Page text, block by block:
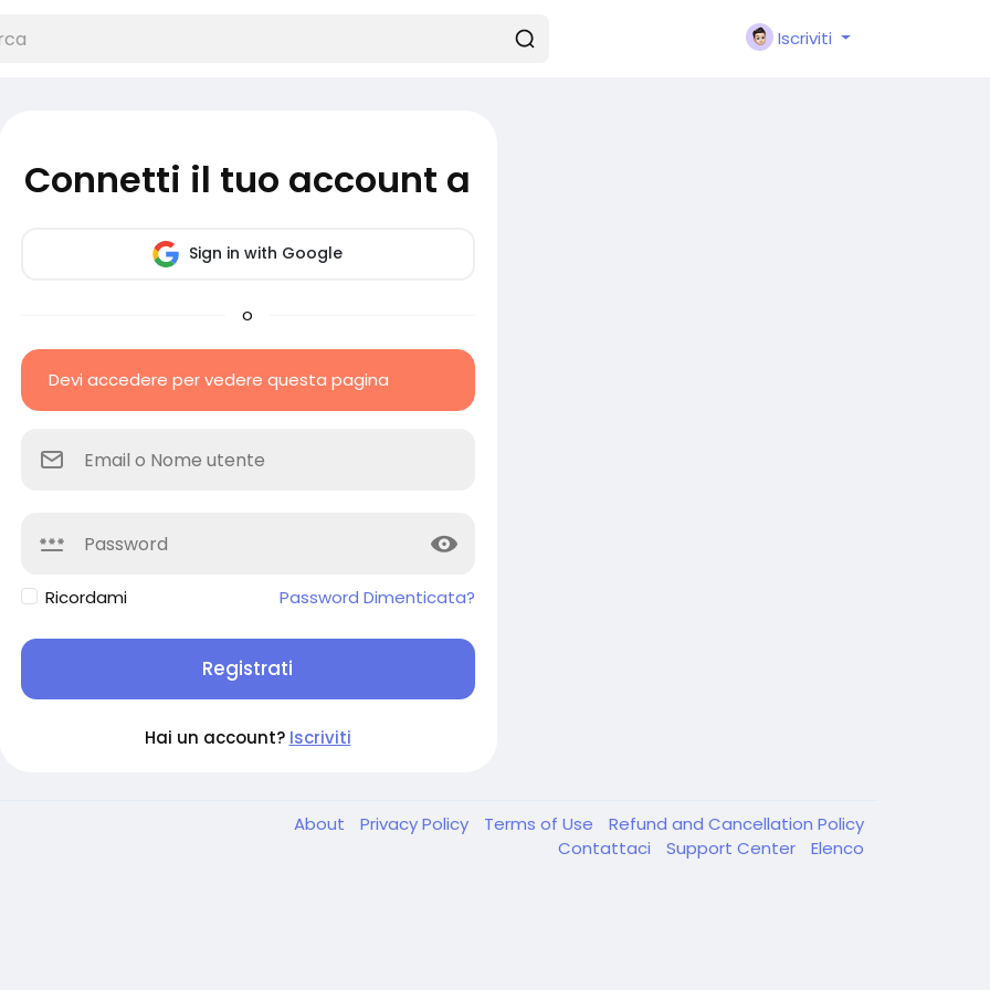
Iscriviti
Connetti il tuo account a
Sign in with Google
o
Devi accedere per vedere questa pagina
Ricordami Password Dimenticata?
Registrati
Hai un account? Iscriviti
About Privacy Policy Terms of Use
Refund and Cancellation Policy
Contattaci
Support Center Elenco